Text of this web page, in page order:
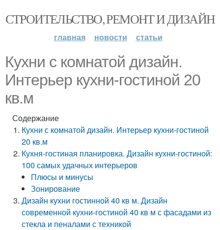
СТРОИТЕЛЬСТВО, РЕМОНТ И ДИЗАЙН
главная новости статьи
Кухни с комнатой дизайн.
Интерьер кухни-гостиной 20
кв.м
Содержание
Кухни с комнатой дизайн. Интерьер кухни-гостиной
20 кв.м
Кухня-гостиная планировка. Дизайн кухни-гостиной:
100 самых удачных интерьеров
Плюсы и минусы
Зонирование
Дизайн кухни гостинной 40 кв м. Дизайн
современной кухни-гостиной 40 кв м с фасадами из
стекла и пеналами с техникой